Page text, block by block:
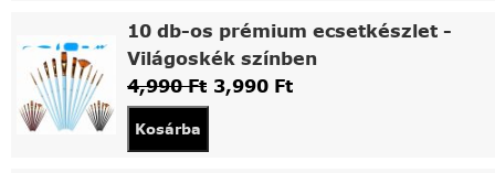
10 db-os prémium ecsetkészlet -
Világoskék színben
4,990Ft 3,990 Ft
Kosárba